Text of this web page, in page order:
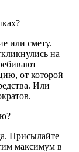
или смету.
на
от которой
Или
Присылайте
максимум в